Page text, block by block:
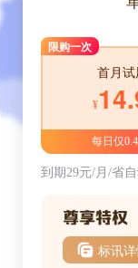
限购一次
首月试
¥
每日仅
到期29元/月/省
标讯